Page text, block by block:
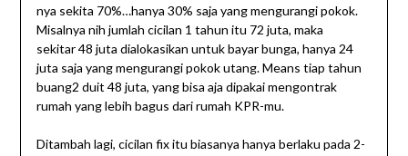
nya sekita 70%…hanya 30% saja yang mengurangi pokok.
Misalnya nih jumlah cicilan 1 tahun itu 72 juta, maka
sekitar 48 juta dialokasikan untuk bayar bunga, hanya 24
juta saja yang mengurangi pokok utang. Means tiap tahun
buang2 duit 48 juta, yang bisa aja dipakai mengontrak
rumah yang lebih bagus dari rumah KPR-mu.
Ditambah lagi, cicilan fix itu biasanya hanya berlaku pada 2-